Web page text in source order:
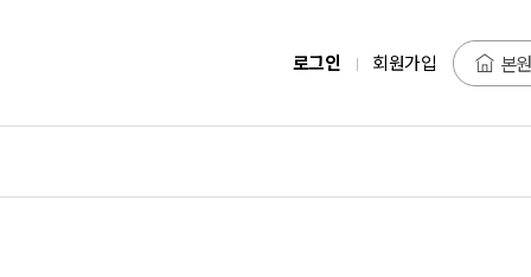
로그인 회원가입 본원